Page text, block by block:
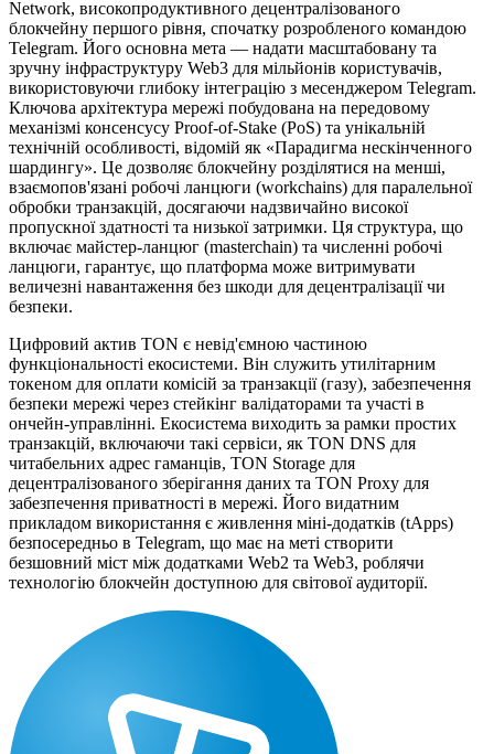
Network, високопродуктивного децентралізованого
блокчейну першого рівня, спочатку розробленого командою
Telegram. Його основна мета — надати масштабовану та
зручну інфраструктуру Web3 для мільйонів користувачів,
використовуючи глибоку інтеграцію з месенджером Telegram.
Ключова архітектура мережі побудована на передовому
механізмі консенсусу Proof-of-Stake (PoS) та унікальній
технічній особливості, відомій як «Парадигма нескінченного
шардингу». Це дозволяє блокчейну розділятися на менші,
взаємопов'язані робочі ланцюги (workchains) для паралельної
обробки транзакцій, досягаючи надзвичайно високої
пропускної здатності та низької затримки. Ця структура, що
включає майстер-ланцюг (masterchain) та численні робочі
ланцюги, гарантує, що платформа може витримувати
величезні навантаження без шкоди для децентралізації чи
безпеки.
Цифровий актив TON є невід'ємною частиною
функціональності екосистеми. Він служить утилітарним
токеном для оплати комісій за транзакції (газу), забезпечення
безпеки мережі через стейкінг валідаторами та участі в
ончейн-управлінні. Екосистема виходить за рамки простих
транзакцій, включаючи такі сервіси, як TON DNS для
читабельних адрес гаманців, TON Storage для
децентралізованого зберігання даних та TON Proxy для
забезпечення приватності в мережі. Його видатним
прикладом використання є живлення міні-додатків (tApps)
безпосередньо в Telegram, що має на меті створити
безшовний міст між додатками Web2 та Web3, роблячи
технологію блокчейн доступною для світової аудиторії.